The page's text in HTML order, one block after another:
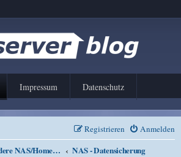
Impressum Datenschutz
Anmelden
Registrieren
Andere NAS/Home Server Lösungen NAS - Datensicherung